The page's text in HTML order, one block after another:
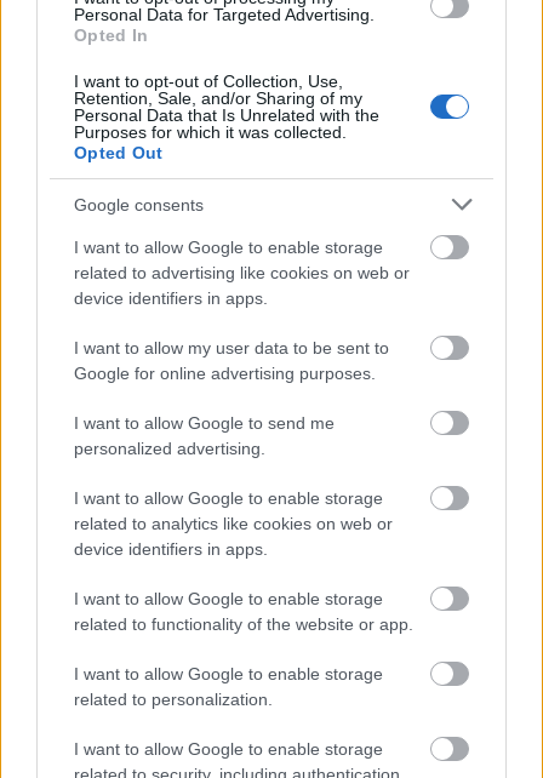
Personal Data for Targeted Advertising.
Opted In
I want to opt-out of Collection, Use,
Retention, Sale, and/or Sharing of my
Personal Data that Is Unrelated with the
Purposes for which it was collected.
Opted Out
Google consents
I want to allow Google to enable storage
related to advertising like cookies on web or
device identifiers in apps.
I want to allow my user data to be sent to
Google for online advertising purposes.
I want to allow Google to send me
personalized advertising.
I want to allow Google to enable storage
related to analytics like cookies on web or
device identifiers in apps.
I want to allow Google to enable storage
related to functionality of the website or app.
I want to allow Google to enable storage
related to personalization.
I want to allow Google to enable storage
ΑΣΕΠ: Εξ αποστάσεως η πιο Εύκολη
Πιστοποίηση Υπολογιστών σε 2
μέρες
Μάθε πρώτος όλες τις σημαντικές
ειδήσεις.
Βάλε το proson.gr στα αποτελέσματα
Δημοφιλείς Ειδήσεις
Τουρισμός για Όλους 2026: Ανοίγει
σήμερα η πλατφόρμα - Ποια ΑΦΜ